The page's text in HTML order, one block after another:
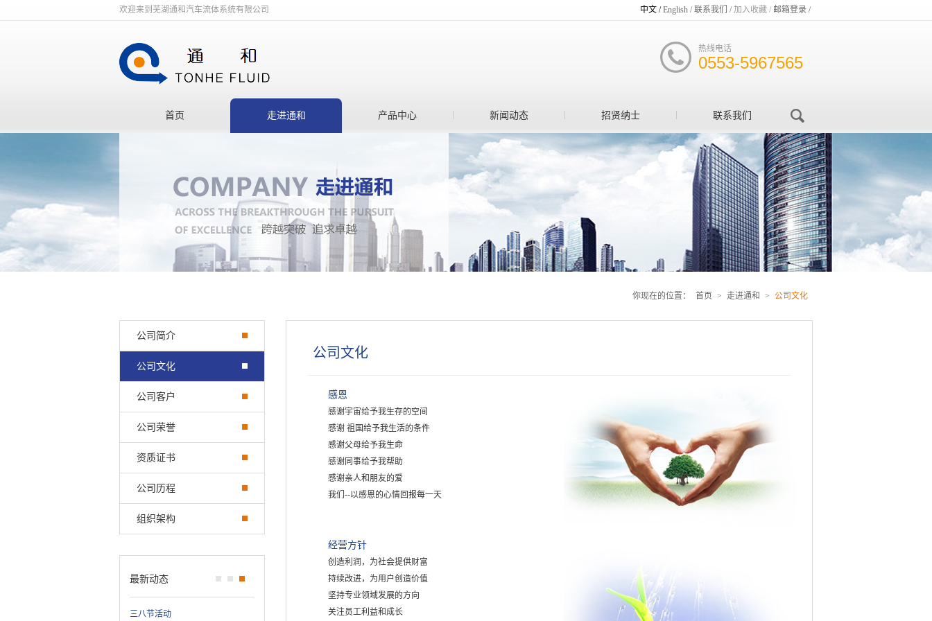
欢迎来到芜湖通和汽车流体系统有限公司 中文 /English /联系我们 /加入收藏 / 邮箱登录 /
热线电话
0553-5967565
首页 走进通和 产品中心 新闻动态 招贤纳士 联系我们
你现在的位置： 首页 > 走进通和 > 公司文化
公司简介
公司文化
公司客户
公司荣誉
资质证书
公司历程
组织架构
最新动态
三八节活动
公司文化
感恩
感谢宇宙给予我生存的空间
感谢 祖国给予我生活的条件
感谢父母给予我生命
感谢同事给予我帮助
感谢亲人和朋友的爱
我们--以感恩的心情回报每一天
经营方针
创造利润，为社会提供财富
持续改进，为用户创造价值
坚持专业领域发展的方向
关注员工利益和成长